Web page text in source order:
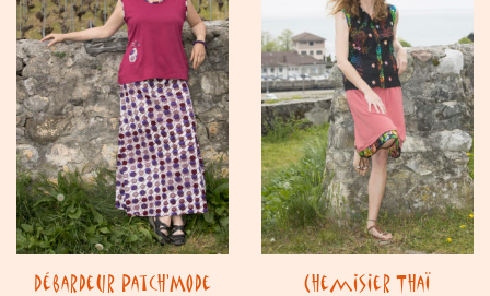
Débardeur Patch’Mode
Chemisier Thaï